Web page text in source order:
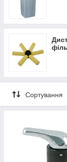
Сортування